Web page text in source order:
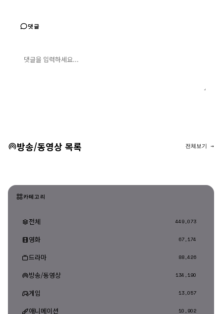
댓글
방송/동영상 목록 전체보기 →
카테고리
전체 449,073
영화 67,174
드라마 88,426
방송/동영상 134,190
게임 13,057
애니메이션 10,902